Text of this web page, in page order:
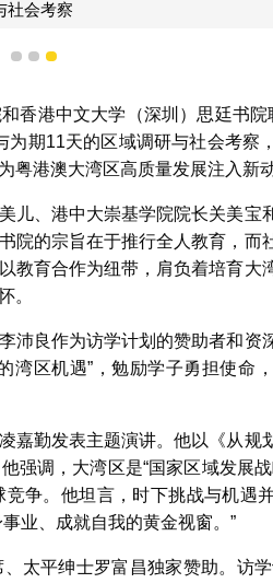
1 2 3
香港中文大学（深圳）思廷书院
期11天的区域调研与社会考察
粤港澳大湾区高质量发展注入新动
儿、港中大崇基学院院长关美宝
院的宗旨在于推行全人教育，而
教育合作为纽带，肩负着培育大
。
沛良作为访学计划的赞助者和资
湾区机遇”，勉励学子勇担使命
嘉勤发表主题演讲。他以《从规
强调，大湾区是“国家区域发展
争。他坦言，时下挑战与机遇
业、成就自我的黄金视窗。”
太平绅士罗富昌独家赞助。访